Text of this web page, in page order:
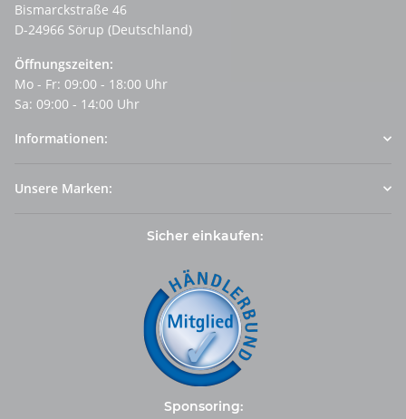
Bismarckstraße 46
D-24966 Sörup (Deutschland)
Öffnungszeiten:
Mo - Fr: 09:00 - 18:00 Uhr
Sa: 09:00 - 14:00 Uhr
Informationen:
Unsere Marken:
Sicher einkaufen:
Sponsoring: